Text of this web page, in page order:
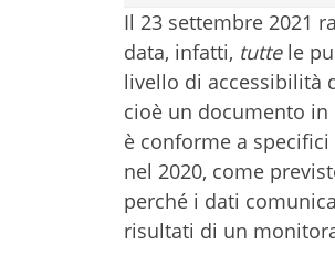
Il 23 settembre 2021
data, infatti, tuttele
livello di accessibilità
cioè un documento
è conforme a
nel 2020, come
perché i dati
risultati di un